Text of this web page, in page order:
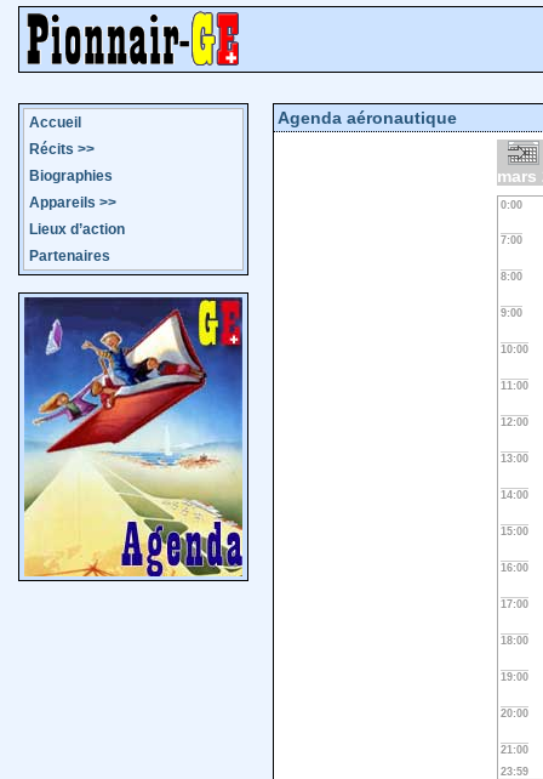
Accueil
Récits >>
Biographies
Appareils >>
Lieux d’action
Partenaires
Agenda aéronautique
mars
0:00
7:00
8:00
9:00
10:00
11:00
12:00
13:00
14:00
15:00
16:00
17:00
18:00
19:00
20:00
21:00
23:59